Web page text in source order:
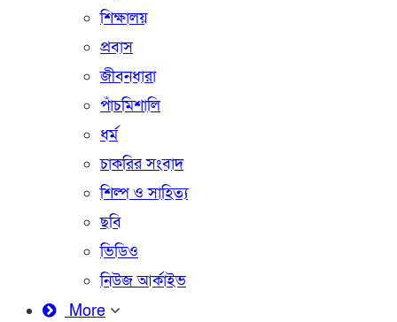
শিক্ষালয়
প্রবাস
জীবনধারা
পাঁচমিশালি
ধর্ম
চাকরির সংবাদ
শিল্প ও সাহিত্য
ছবি
ভিডিও
নিউজ আর্কাইভ
More